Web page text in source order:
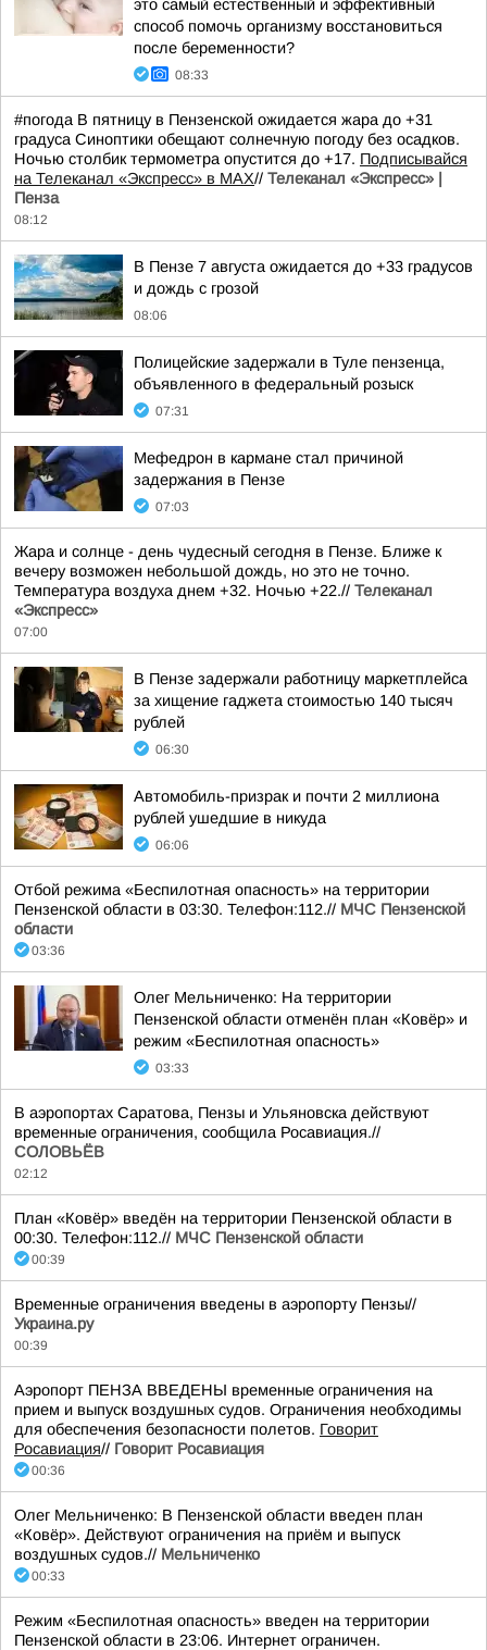
это самый естественный и эффективный
способ помочь организму восстановиться
после беременности?
08:33
#погода В пятницу в Пензенской ожидается жара до +31
градуса Синоптики обещают солнечную погоду без осадков.
Ночью столбик термометра опустится до +17. Подписывайся
на Телеканал «Экспресс» в MAX// Телеканал «Экспресс» |
Пенза
08:12
В Пензе 7 августа ожидается до +33 градусов
и дождь с грозой
08:06
Полицейские задержали в Туле пензенца,
объявленного в федеральный розыск
07:31
Мефедрон в кармане стал причиной
задержания в Пензе
07:03
Жара и солнце - день чудесный сегодня в Пензе. Ближе к
вечеру возможен небольшой дождь, но это не точно.
Температура воздуха днем +32. Ночью +22.// Телеканал
«Экспресс»
07:00
В Пензе задержали работницу маркетплейса
за хищение гаджета стоимостью 140 тысяч
рублей
06:30
Автомобиль-призрак и почти 2 миллиона
рублей ушедшие в никуда
06:06
Отбой режима «Беспилотная опасность» на территории
Пензенской области в 03:30. Телефон:112.// МЧС Пензенской
области
03:36
Олег Мельниченко: На территории
Пензенской области отменён план «Ковёр» и
режим «Беспилотная опасность»
03:33
В аэропортах Саратова, Пензы и Ульяновска действуют
временные ограничения, сообщила Росавиация.//
СОЛОВЬЁВ
02:12
План «Ковёр» введён на территории Пензенской области в
00:30. Телефон:112.// МЧС Пензенской области
00:39
Временные ограничения введены в аэропорту Пензы//
Украина.ру
00:39
Аэропорт ПЕНЗА ВВЕДЕНЫ временные ограничения на
прием и выпуск воздушных судов. Ограничения необходимы
для обеспечения безопасности полетов. Говорит
Росавиация// Говорит Росавиация
00:36
Олег Мельниченко: В Пензенской области введен план
«Ковёр». Действуют ограничения на приём и выпуск
воздушных судов.// Мельниченко
00:33
Режим «Беспилотная опасность» введен на территории
Пензенской области в 23:06. Интернет ограничен.